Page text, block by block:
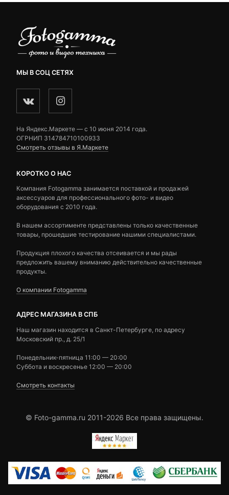
МЫ В СОЦ СЕТЯХ
На Яндекс.Маркете — c 10 июня 2014 года.
ОГРНИП 314784710100933
Смотреть отзывы в Я.Маркете
КОРОТКО О НАС
Компания Fotogamma занимается поставкой и продажей
аксессуаров для профессионального фото- и видео
оборудования с 2010 года.
В нашем ассортименте представлены только качественные
товары, прошедшие тестирование нашими специалистами.
Продукция плохого качества отсеивается и мы рады
предложить вашему вниманию действительно качественные
продукты.
О компании Fotogamma
АДРЕС МАГАЗИНА В СПБ
Наш магазин находится в Санкт-Петербурге, по адресу
Московский пр., д. 25/1
Понедельник-пятница 11:00 — 20:00
Суббота и воскресенье 12:00 — 20:00
Смотреть контакты
© Foto-gamma.ru 2011-2026 Все права защищены.